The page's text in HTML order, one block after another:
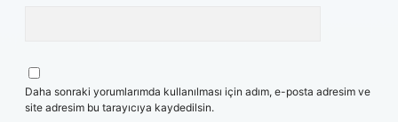
Daha sonraki yorumlarımda kullanılması için adım, e-posta adresim ve
site adresim bu tarayıcıya kaydedilsin.